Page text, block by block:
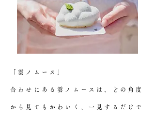
「雲ノムース」
合わせにある雲ノムースは、どの角度
から見てもかわいく、一見するだけで